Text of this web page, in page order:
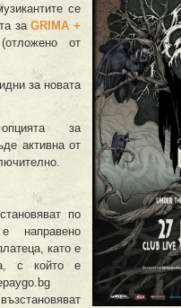
се
заGRIMA +
от
за новата
за
активна от
по
направено
като е
с който е